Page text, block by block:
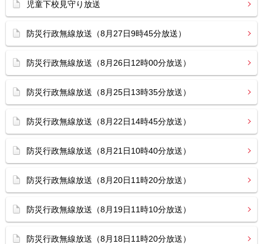
児童下校見守り放送
防災行政無線放送（8月27日9時45分放送）
防災行政無線放送（8月26日12時00分放送）
防災行政無線放送（8月25日13時35分放送）
防災行政無線放送（8月22日14時45分放送）
防災行政無線放送（8月21日10時40分放送）
防災行政無線放送（8月20日11時20分放送）
防災行政無線放送（8月19日11時10分放送）
防災行政無線放送（8月18日11時20分放送）